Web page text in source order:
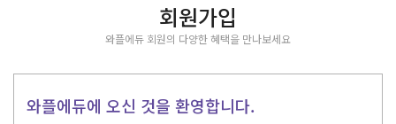
회원가입
와플에듀 회원의 다양한 혜택을 만나보세요
와플에듀에 오신 것을 환영합니다.